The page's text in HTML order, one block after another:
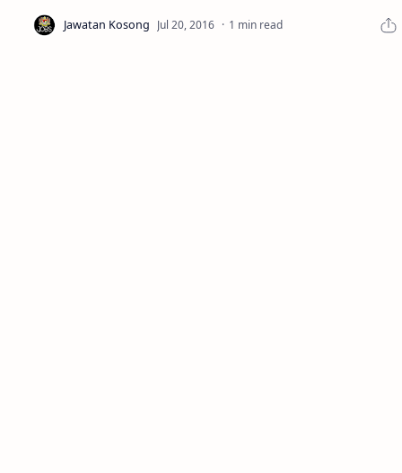
1 min read